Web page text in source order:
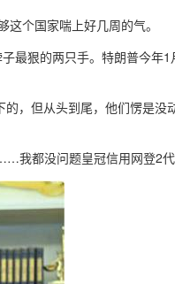
个国家喘上好几周的气。
最狠的两只手。特朗普今年
，但从头到尾，他们愣是没
我都没问题皇冠信用网登2